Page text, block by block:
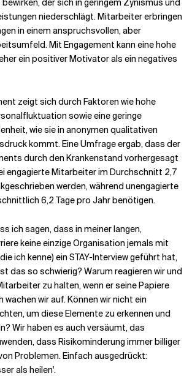
der sich in geringem Zynismus und
niederschlägt. Mitarbeiter erbringen
in einem anspruchsvollen, aber
Mit Engagement kann eine hohe
ein positiver Motivator als ein negatives
zeigt sich durch Faktoren wie hohe
sowie eine geringe
wie sie in anonymen qualitativen
kommt. Eine Umfrage ergab, dass der
durch den Krankenstand vorhergesagt
engagierte Mitarbeiter im Durchschnitt 2,7
werden, während unengagierte
6,2 Tage pro Jahr benötigen.
ich sagen, dass in meiner langen,
keine einzige Organisation jemals mit
ich kenne) ein STAY-Interview geführt hat,
das so schwierig? Warum reagieren wir und
zu halten, wenn er seine Papiere
wir auf. Können wir nicht ein
um diese Elemente zu erkennen und
Wir haben es auch versäumt, das
dass Risikominderung immer billiger
Problemen. Einfach ausgedrückt:
als heilen'.